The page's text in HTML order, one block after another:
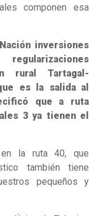
componen esa
inversiones
rural Tartagal-
es la salida al
que a ruta
3 ya tienen el
en la ruta 40, que
también tiene
pequeños y